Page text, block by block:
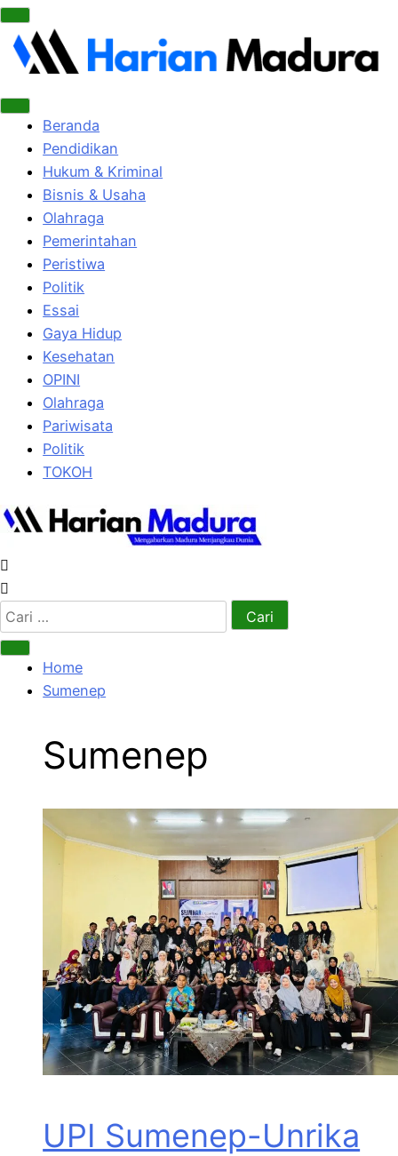
Beranda
Pendidikan
Hukum & Kriminal
Bisnis & Usaha
Olahraga
Pemerintahan
Peristiwa
Politik
Essai
Gaya Hidup
Kesehatan
OPINI
Olahraga
Pariwisata
Politik
TOKOH
Cari
untuk:
Home
Sumenep
Sumenep
UPI Sumenep-Unrika